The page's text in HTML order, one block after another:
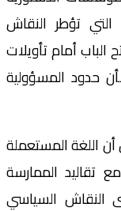
التي تؤطر النقاش
أمام تأويلات
حدود المسؤولية
اللغة المستعملة
الممارسة
النقاش السياسي